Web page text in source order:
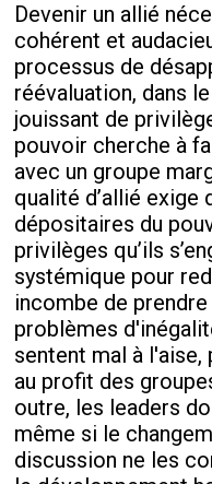
Devenir un allié
cohérent et
processus de
réévaluation, dans
jouissant de
pouvoir cherche à
avec un groupe
qualité d’allié exige
dépositaires du
privilèges qu’ils
systémique pour
incombe de
problèmes
sentent mal à l'aise,
au profit des
outre, les leaders
même si le
discussion ne les